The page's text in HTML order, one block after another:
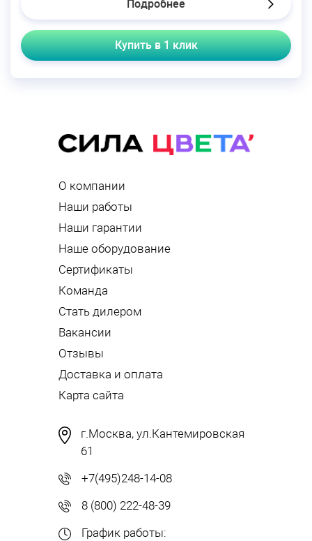
Подробнее
Купить в 1 клик
О компании
Наши работы
Наши гарантии
Наше оборудование
Сертификаты
Команда
Стать дилером
Вакансии
Отзывы
Доставка и оплата
Карта сайта
г.Москва, ул.Кантемировская
61
+7(495)248-14-08
8 (800) 222-48-39
График работы: